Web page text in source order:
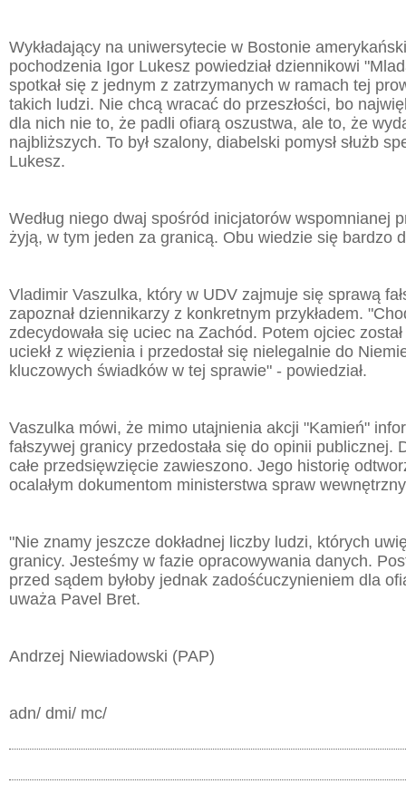
Wykładający na uniwersytecie w Bostonie
pochodzenia Igor Lukesz powiedział dziennikowi
spotkał się z jednym z zatrzymanych w ramach tej
takich ludzi. Nie chcą wracać do przeszłości, bo
dla nich nie to, że padli ofiarą oszustwa, ale to, że
najbliższych. To był szalony, diabelski pomysł służb
Lukesz.
Według niego dwaj spośród inicjatorów wspomnianej
żyją, w tym jeden za granicą. Obu wiedzie się bardzo
Vladimir Vaszulka, który w UDV zajmuje się sprawą
zapoznał dziennikarzy z konkretnym przykładem.
zdecydowała się uciec na Zachód. Potem ojciec
uciekł z więzienia i przedostał się nielegalnie do
kluczowych świadków w tej sprawie" - powiedział.
Vaszulka mówi, że mimo utajnienia akcji "Kamień"
fałszywej granicy przedostała się do opinii publicznej.
całe przedsięwzięcie zawieszono. Jego historię
ocalałym dokumentom ministerstwa spraw
"Nie znamy jeszcze dokładnej liczby ludzi, których
granicy. Jesteśmy w fazie opracowywania danych.
przed sądem byłoby jednak zadośćuczynieniem dla
uważa Pavel Bret.
Andrzej Niewiadowski (PAP)
adn/ dmi/ mc/